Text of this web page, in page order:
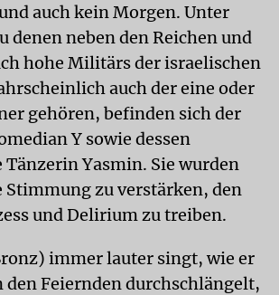
auch kein Morgen. Unter
denen neben den Reichen und
hohe Militärs der israelischen
auch der eine oder
gehören, befinden sich der
Y sowie dessen
Yasmin. Sie wurden
Stimmung zu verstärken, den
und Delirium zu treiben.
immer lauter singt, wie er
den Feiernden durchschlängelt,